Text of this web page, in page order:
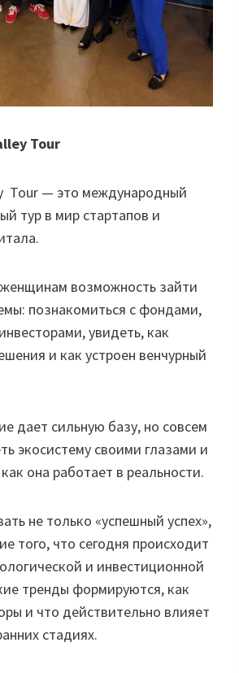
Tour
Tour — это международный
тур в мир стартапов и
возможность зайти
познакомиться с фондами,
увидеть, как
и как устроен венчурный
дает сильную базу, но совсем
экосистему своими глазами и
она работает в реальности.
не только «успешный успех»,
того, что сегодня происходит
и инвестиционной
тренды формируются, как
и что действительно влияет
стадиях.